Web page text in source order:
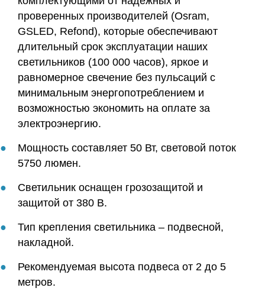
проверенных производителей (Osram,
GSLED, Refond), которые обеспечивают
длительный срок эксплуатации наших
светильников (100 000 часов), яркое и
равномерное свечение без пульсаций с
минимальным энергопотреблением и
возможностью экономить на оплате за
электроэнергию.
Мощность составляет 50 Вт, световой поток
5750 люмен.
Светильник оснащен грозозащитой и
защитой от 380 В.
Тип крепления светильника – подвесной,
накладной.
Рекомендуемая высота подвеса от 2 до 5
метров.